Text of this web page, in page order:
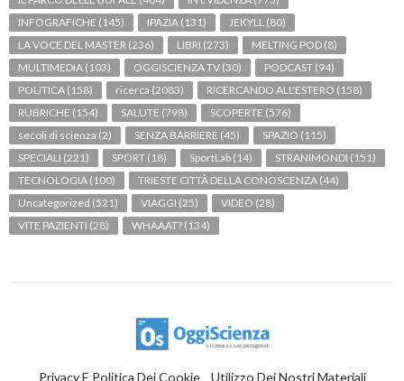
INFOGRAFICHE (145) IPAZIA (131) JEKYLL (80)
LA VOCE DEL MASTER (236) LIBRI (273) MELTING POD (8)
MULTIMEDIA (103) OGGISCIENZA TV (30) PODCAST (94)
POLITICA (158) ricerca (2083) RICERCANDO ALL'ESTERO (158)
RUBRICHE (154) SALUTE (798) SCOPERTE (576)
secoli di scienza (2) SENZA BARRIERE (45) SPAZIO (115)
SPECIALI (221) SPORT (18) SportLab (14) STRANIMONDI (151)
TECNOLOGIA (100) TRIESTE CITTÀ DELLA CONOSCENZA (44)
Uncategorized (521) VIAGGI (25) VIDEO (28)
VITE PAZIENTI (28) WHAAAT? (134)
Privacy E Politica Dei Cookie Utilizzo Dei Nostri Materiali